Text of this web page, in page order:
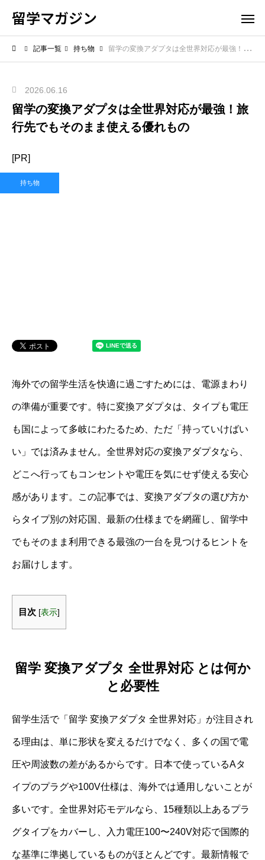
留学マガジン
記事一覧 持ち物 留学の変換アダプタは全世界対応が最強！旅行先でもそのまま使える優れもの
2026.06.16
留学の変換アダプタは全世界対応が最強！旅
行先でもそのまま使える優れもの
[PR]
持ち物
海外での留学生活を快適に過ごすためには、電源まわり
の準備が重要です。特に変換アダプタは、タイプも電圧
も国によって多岐にわたるため、ただ「持っていけばい
い」では済みません。全世界対応の変換アダプタなら、
どこへ行ってもコンセントや電圧を気にせず使える安心
感があります。この記事では、変換アダプタの選び方か
らタイプ別の対応国、最新の仕様までを網羅し、留学中
でもそのまま利用できる最強の一台を見つけるヒントを
お届けします。
目次 [表示]
留学 変換アダプタ 全世界対応 とは何か
と必要性
留学生活で「留学 変換アダプタ 全世界対応」が注目され
る理由は、単に形状を変えるだけでなく、多くの国で電
圧や周波数の差があるからです。日本で使っているAタ
イプのプラグや100V仕様は、海外では通用しないことが
多いです。全世界対応モデルなら、15種類以上あるプラ
グタイプをカバーし、入力電圧100〜240V対応で国際的
な基準に準拠しているものがほとんどです。最新情報で